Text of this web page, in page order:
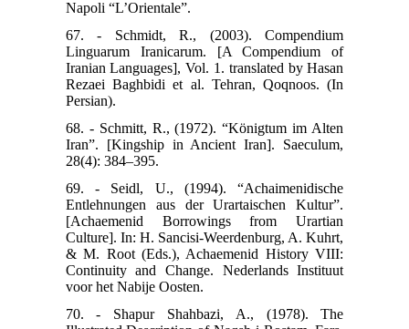
Napoli “L’Orientale”.
67. - Schmidt, R., (2003). Compendium
Linguarum Iranicarum. [A Compendium of
Iranian Languages], Vol. 1. translated by Hasan
Rezaei Baghbidi et al. Tehran, Qoqnoos. (In
Persian).
68. - Schmitt, R., (1972). “Königtum im Alten
Iran”. [Kingship in Ancient Iran]. Saeculum,
28(4): 384–395.
69. - Seidl, U., (1994). “Achaimenidische
Entlehnungen aus der Urartaischen Kultur”.
[Achaemenid Borrowings from Urartian
Culture]. In: H. Sancisi-Weerdenburg, A. Kuhrt,
& M. Root (Eds.), Achaemenid History VIII:
Continuity and Change. Nederlands Instituut
voor het Nabije Oosten.
70. - Shapur Shahbazi, A., (1978). The